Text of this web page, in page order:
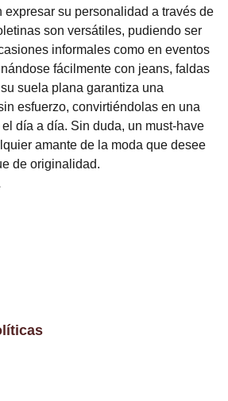
su personalidad a través de
son versátiles, pudiendo ser
informales como en eventos
fácilmente con jeans, faldas
suela plana garantiza una
esfuerzo, convirtiéndolas en una
día a día. Sin duda, un must-have
amante de la moda que desee
de originalidad.